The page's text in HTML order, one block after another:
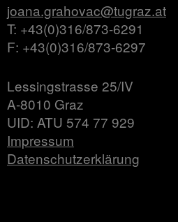
joana.grahovac@tugraz.at
T: +43(0)316/873-6291
F: +43(0)316/873-6297
Lessingstrasse 25/IV
A-8010 Graz
UID: ATU 574 77 929
Impressum
Datenschutzerklärung